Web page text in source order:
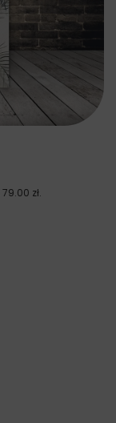
79.00 zł.